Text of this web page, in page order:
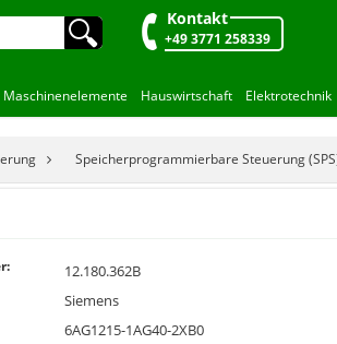
🔍︎ Kontakt
+49 3771 258339
Maschinenelemente Hauswirtschaft Elektrotechnik
Speicherprogrammierbare Steuerung
12.180.362B
Siemens
6AG1215-1AG40-2XB0